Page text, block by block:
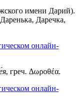
имени Дарий).
Даречка,
онлайн-
, греч. Δωροθέα.
онлайн-